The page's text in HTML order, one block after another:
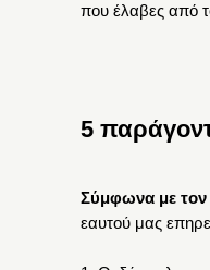
που έλαβες από
5
Σύμφωνα με
εαυτού μας